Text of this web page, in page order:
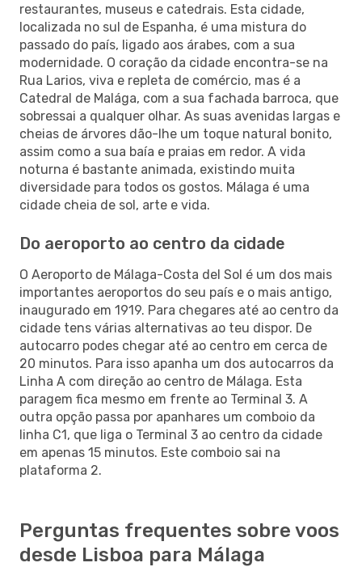
restaurantes, museus e catedrais. Esta cidade,
localizada no sul de Espanha, é uma mistura do
passado do país, ligado aos árabes, com a sua
modernidade. O coração da cidade encontra-se na
Rua Larios, viva e repleta de comércio, mas é a
Catedral de Malága, com a sua fachada barroca, que
sobressai a qualquer olhar. As suas avenidas largas e
cheias de árvores dão-lhe um toque natural bonito,
assim como a sua baía e praias em redor. A vida
noturna é bastante animada, existindo muita
diversidade para todos os gostos. Málaga é uma
cidade cheia de sol, arte e vida.
Do aeroporto ao centro da cidade
O Aeroporto de Málaga-Costa del Sol é um dos mais
importantes aeroportos do seu país e o mais antigo,
inaugurado em 1919. Para chegares até ao centro da
cidade tens várias alternativas ao teu dispor. De
autocarro podes chegar até ao centro em cerca de
20 minutos. Para isso apanha um dos autocarros da
Linha A com direção ao centro de Málaga. Esta
paragem fica mesmo em frente ao Terminal 3. A
outra opção passa por apanhares um comboio da
linha C1, que liga o Terminal 3 ao centro da cidade
em apenas 15 minutos. Este comboio sai na
plataforma 2.
Perguntas frequentes sobre voos
desde Lisboa para Málaga